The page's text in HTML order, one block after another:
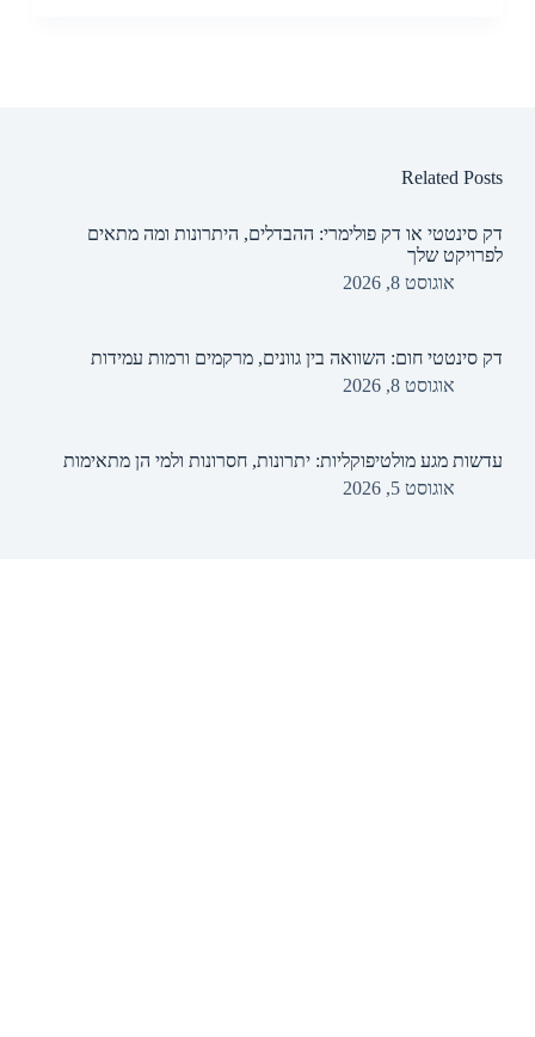
Related Posts
דק סינטטי או דק פולימרי: ההבדלים, היתרונות ומה מתאים
לפרויקט שלך
אוגוסט 8, 2026
דק סינטטי חום: השוואה בין גוונים, מרקמים ורמות עמידות
אוגוסט 8, 2026
עדשות מגע מולטיפוקליות: יתרונות, חסרונות ולמי הן מתאימות
אוגוסט 5, 2026